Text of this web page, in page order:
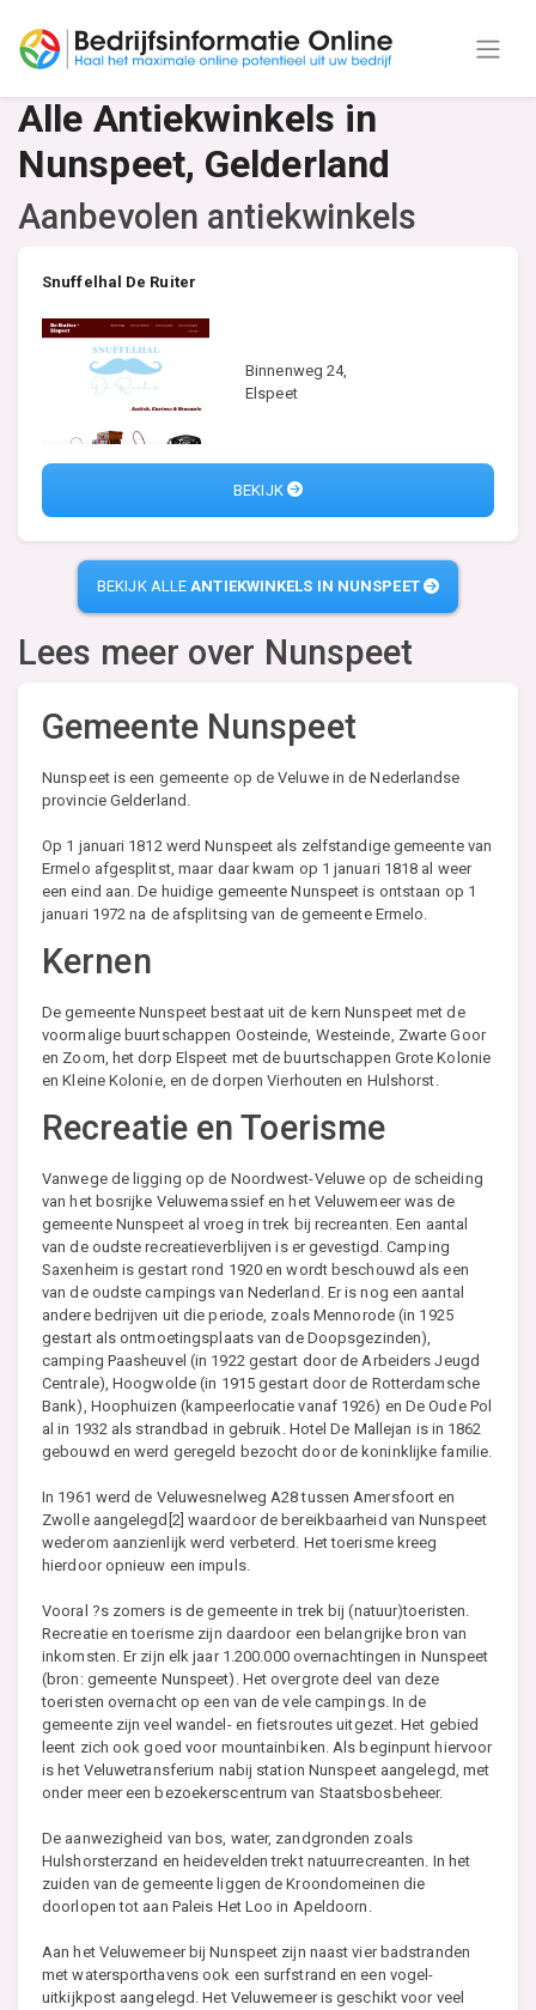
Alle Antiekwinkels in
Nunspeet, Gelderland
Aanbevolen antiekwinkels
Snuffelhal De Ruiter
Binnenweg 24,
Elspeet
BEKIJK
BEKIJK ALLEANTIEKWINKELS IN NUNSPEET
Lees meer over Nunspeet
Gemeente Nunspeet
Nunspeet is een gemeente op de Veluwe in de Nederlandse
provincie Gelderland.
Op 1 januari 1812 werd Nunspeet als zelfstandige gemeente van
Ermelo afgesplitst, maar daar kwam op 1 januari 1818 al weer
een eind aan. De huidige gemeente Nunspeet is ontstaan op 1
januari 1972 na de afsplitsing van de gemeente Ermelo.
Kernen
De gemeente Nunspeet bestaat uit de kern Nunspeet met de
voormalige buurtschappen Oosteinde, Westeinde, Zwarte Goor
en Zoom, het dorp Elspeet met de buurtschappen Grote Kolonie
en Kleine Kolonie, en de dorpen Vierhouten en Hulshorst.
Recreatie en Toerisme
Vanwege de ligging op de Noordwest-Veluwe op de scheiding
van het bosrijke Veluwemassief en het Veluwemeer was de
gemeente Nunspeet al vroeg in trek bij recreanten. Een aantal
van de oudste recreatieverblijven is er gevestigd. Camping
Saxenheim is gestart rond 1920 en wordt beschouwd als een
van de oudste campings van Nederland. Er is nog een aantal
andere bedrijven uit die periode, zoals Mennorode (in 1925
gestart als ontmoetingsplaats van de Doopsgezinden),
camping Paasheuvel (in 1922 gestart door de Arbeiders Jeugd
Centrale), Hoogwolde (in 1915 gestart door de Rotterdamsche
Bank), Hoophuizen (kampeerlocatie vanaf 1926) en De Oude Pol
al in 1932 als strandbad in gebruik. Hotel De Mallejan is in 1862
gebouwd en werd geregeld bezocht door de koninklijke familie.
In 1961 werd de Veluwesnelweg A28 tussen Amersfoort en
Zwolle aangelegd[2] waardoor de bereikbaarheid van Nunspeet
wederom aanzienlijk werd verbeterd. Het toerisme kreeg
hierdoor opnieuw een impuls.
Vooral ?s zomers is de gemeente in trek bij (natuur)toeristen.
Recreatie en toerisme zijn daardoor een belangrijke bron van
inkomsten. Er zijn elk jaar 1.200.000 overnachtingen in Nunspeet
(bron: gemeente Nunspeet). Het overgrote deel van deze
toeristen overnacht op een van de vele campings. In de
gemeente zijn veel wandel- en fietsroutes uitgezet. Het gebied
leent zich ook goed voor mountainbiken. Als beginpunt hiervoor
is het Veluwetransferium nabij station Nunspeet aangelegd, met
onder meer een bezoekerscentrum van Staatsbosbeheer.
De aanwezigheid van bos, water, zandgronden zoals
Hulshorsterzand en heidevelden trekt natuurrecreanten. In het
zuiden van de gemeente liggen de Kroondomeinen die
doorlopen tot aan Paleis Het Loo in Apeldoorn.
Aan het Veluwemeer bij Nunspeet zijn naast vier badstranden
met watersporthavens ook een surfstrand en een vogel-
uitkijkpost aangelegd. Het Veluwemeer is geschikt voor veel